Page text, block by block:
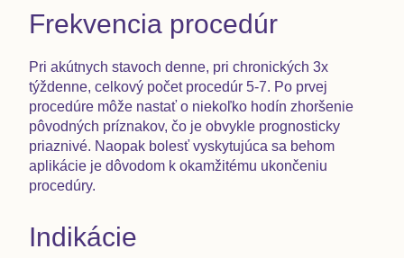
Frekvencia procedúr
Pri akútnych stavoch denne, pri chronických 3x
týždenne, celkový počet procedúr 5-7. Po prvej
procedúre môže nastať o niekoľko hodín zhoršenie
pôvodných príznakov, čo je obvykle prognosticky
priaznivé. Naopak bolesť vyskytujúca sa behom
aplikácie je dôvodom k okamžitému ukončeniu
procedúry.
Indikácie